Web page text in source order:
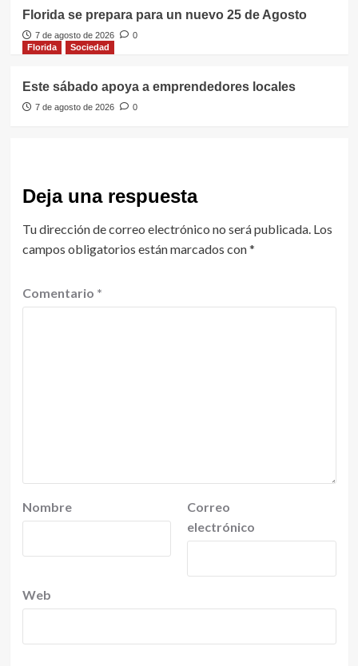
Florida se prepara para un nuevo 25 de Agosto
7 de agosto de 2026
0
Florida
Sociedad
Este sábado apoya a emprendedores locales
7 de agosto de 2026 0
Deja una respuesta
Tu dirección de correo electrónico no será publicada. Los
campos obligatorios están marcados con*
Comentario *
Nombre
Correo
electrónico
Web